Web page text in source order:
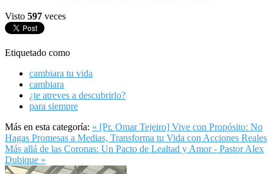
Visto 597 veces
Etiquetado como
cambiara tu vida
cambiara
¿te atreves a descubrirlo?
para siempre
Más en esta categoría: « [Pr. Omar Tejeiro] Vive con Propósito: No
Hagas Promesas a Medias, Transforma tu Vida con Acciones Reales
Más allá de las Coronas: Un Pacto de Lealtad y Amor - Pastor Alex
Dubique »